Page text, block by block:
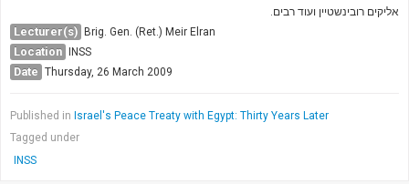
אליקים רובינשטיין ועוד רבים.
Lecturer(s) Brig. Gen. (Ret.) Meir Elran
Location INSS
Date Thursday, 26 March 2009
Published in Israel's Peace Treaty with Egypt: Thirty Years Later
Tagged under
INSS